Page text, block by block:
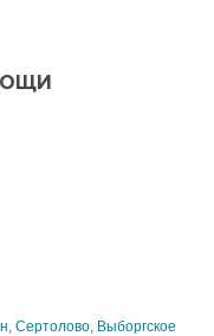
Сертолово, Выборгское